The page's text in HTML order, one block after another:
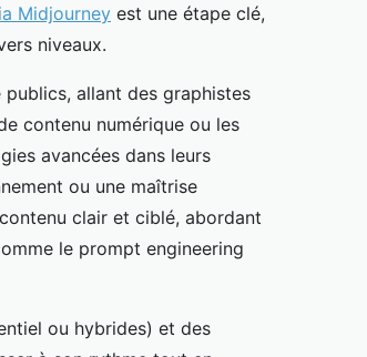
Midjourney est une étape clé,
niveaux.
allant des graphistes
contenu numérique ou les
avancées dans leurs
ou une maîtrise
clair et ciblé, abordant
le prompt engineering
ou hybrides) et des